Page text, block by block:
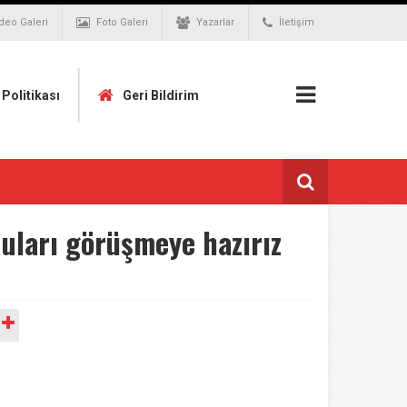
Galeri Foto Galeri Yazarlar İletişim
Geri Bildirim
görüşmeye hazırız